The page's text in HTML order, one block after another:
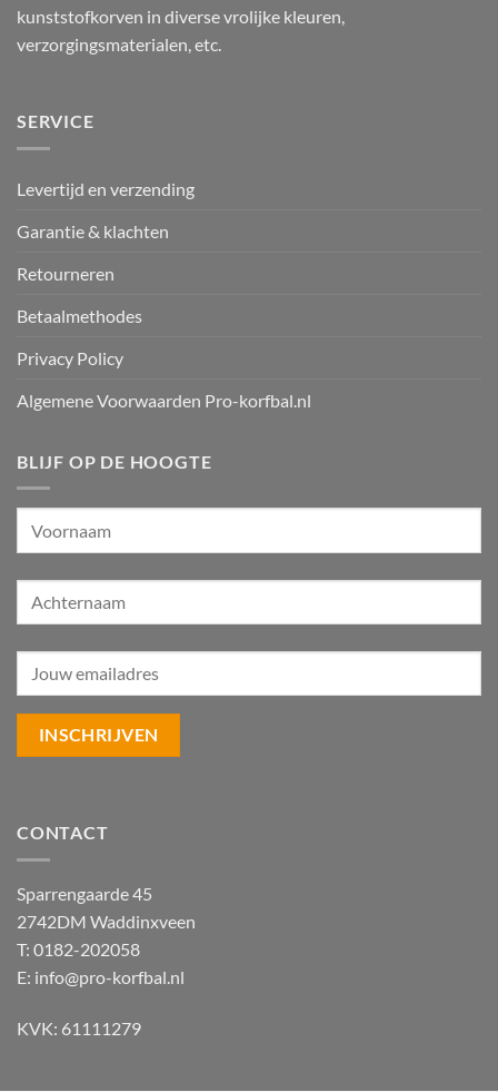
kunststofkorven in diverse vrolijke kleuren,
verzorgingsmaterialen, etc.
SERVICE
Levertijd en verzending
Garantie & klachten
Retourneren
Betaalmethodes
Privacy Policy
Algemene Voorwaarden Pro-korfbal.nl
BLIJF OP DE HOOGTE
CONTACT
Sparrengaarde 45
2742DM Waddinxveen
T: 0182-202058
E: info@pro-korfbal.nl
KVK: 61111279